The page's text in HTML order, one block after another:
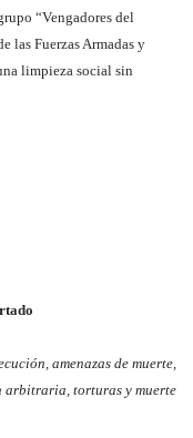
“Vengadores del
las Fuerzas Armadas y
limpieza social sin
amenazas de muerte,
arbitraria, torturas y muerte